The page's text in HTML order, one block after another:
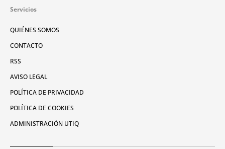
Servicios
QUIÉNES SOMOS
CONTACTO
RSS
AVISO LEGAL
POLÍTICA DE PRIVACIDAD
POLÍTICA DE COOKIES
ADMINISTRACIÓN UTIQ